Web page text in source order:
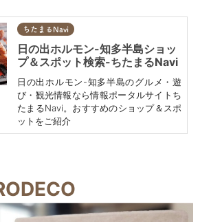
ちたまるNavi
日の出ホルモン-知多半島ショッ
プ＆スポット検索-ちたまるNavi
日の出ホルモン-知多半島のグルメ・遊
び・観光情報なら情報ポータルサイトち
たまるNavi。おすすめのショップ＆スポ
ットをご紹介